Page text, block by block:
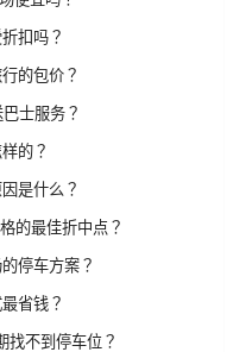
扣吗？
的包价？
士服务？
的？
是什么？
的最佳折中点？
停车方案？
省钱？
找不到停车位？